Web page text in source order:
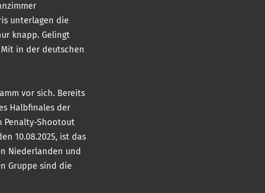
unterlagen die
knapp. Gelingt
in der deutschen
vor sich. Bereits
Halbfinales der
Penalty-Shootout
10.08.2025, ist das
Niederlanden und
Gruppe sind die